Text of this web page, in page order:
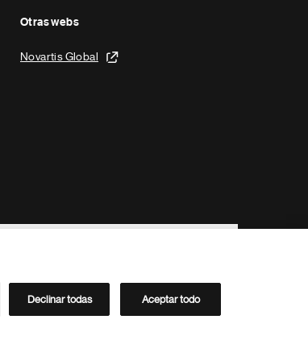
Otras webs
Novartis Global
Directorio de Novartis
Declinar todas Aceptar todo